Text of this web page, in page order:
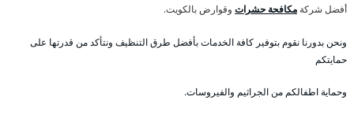
أفضل شركة مكافحة حشرات وقوارض بالكويت.
ونحن بدورنا نقوم بتوفير كافة الخدمات بأفضل طرق التنظيف ونتأكد من قدرتها على
حمايتكم
وحماية اطفالكم من الجراثيم والفيروسات.